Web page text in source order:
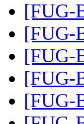
[FUG-
[FUG-
[FUG-
[FUG-
[FUG-